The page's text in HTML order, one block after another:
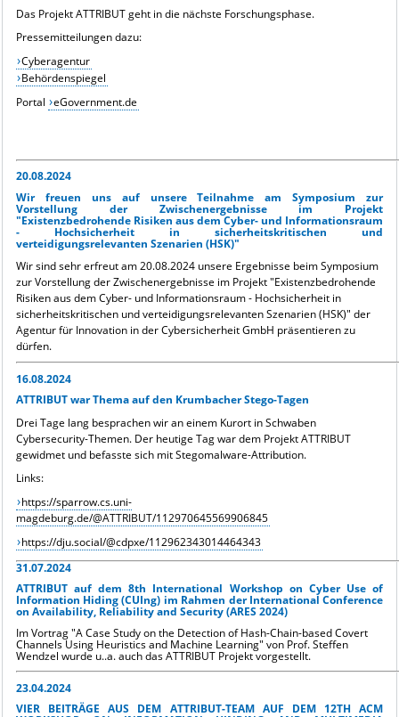
Das Projekt ATTRIBUT geht in die nächste Forschungsphase.
Pressemitteilungen dazu:
Cyberagentur
Behördenspiegel
Portal
eGovernment.de
20.08.2024
Wir freuen uns auf unsere Teilnahme am Symposium zur
Vorstellung der Zwischenergebnisse im Projekt
"Existenzbedrohende Risiken aus dem Cyber- und Informationsraum
- Hochsicherheit in sicherheitskritischen und
verteidigungsrelevanten Szenarien (HSK)"
Wir sind sehr erfreut am 20.08.2024 unsere Ergebnisse beim Symposium
zur Vorstellung der Zwischenergebnisse im Projekt "Existenzbedrohende
Risiken aus dem Cyber- und Informationsraum - Hochsicherheit in
sicherheitskritischen und verteidigungsrelevanten Szenarien (HSK)" der
Agentur für Innovation in der Cybersicherheit GmbH präsentieren zu
dürfen.
16.08.2024
ATTRIBUT war Thema auf den Krumbacher Stego-Tagen
Drei Tage lang besprachen wir an einem Kurort in Schwaben
Cybersecurity-Themen. Der heutige Tag war dem Projekt ATTRIBUT
gewidmet und befasste sich mit Stegomalware-Attribution.
Links:
https://sparrow.cs.uni-
magdeburg.de/@ATTRIBUT/112970645569906845
https://dju.social/@cdpxe/112962343014464343
31.07.2024
ATTRIBUT auf dem 8th International Workshop on Cyber Use of
Information Hiding (CUIng) im Rahmen der International Conference
on Availability, Reliability and Security (ARES 2024)
Im Vortrag "A Case Study on the Detection of Hash-Chain-based Covert
Channels Using Heuristics and Machine Learning" von Prof. Steffen
Wendzel wurde u..a. auch das ATTRIBUT Projekt vorgestellt.
23.04.2024
VIER BEITRÄGE AUS DEM ATTRIBUT-TEAM AUF DEM 12TH ACM